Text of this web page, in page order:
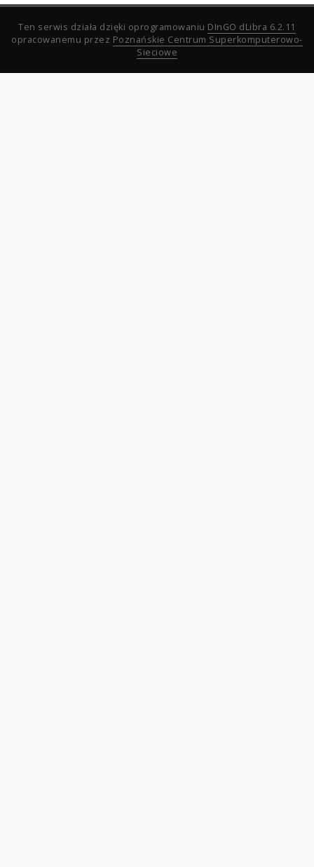
Ten serwis działa dzięki oprogramowaniu DInGO dLibra 6.2.11
opracowanemu przez Poznańskie Centrum Superkomputerowo-
Sieciowe